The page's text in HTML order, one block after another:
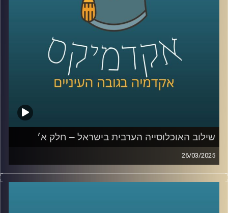
ולמה האוכלוסייה הערבית לא יודעת עברית?
שוב איתנו ד״ר מריאן תחאוכו, חוקרת בכירה במכון אהרן
למדיניות כלכלית בבית ספר טיומקין לכלכלה – אוניברסיטת
רייכמן, ועומדת בראש המרכז לחברה הערבית.
קרדיט תמונות:AudioVersity
שילוב האוכלוסייה הערבית בישראל – חלק א׳
26/03/2025
סוגיית התעסוקה של הציבור הערבי בישראל והפערים
המשמעותיים מול האוכלוסייה הכללית אשר העמיקו במהלך